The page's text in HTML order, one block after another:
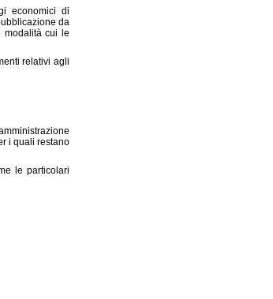
economici di
da
modalità cui le
relativi agli
i quali restano
le particolari